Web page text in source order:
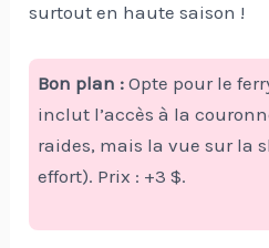
surtout en haute saison !
Bon plan : Opte pour le
inclut l’accès à la
raides, mais la vue sur la
effort). Prix : +3 $.